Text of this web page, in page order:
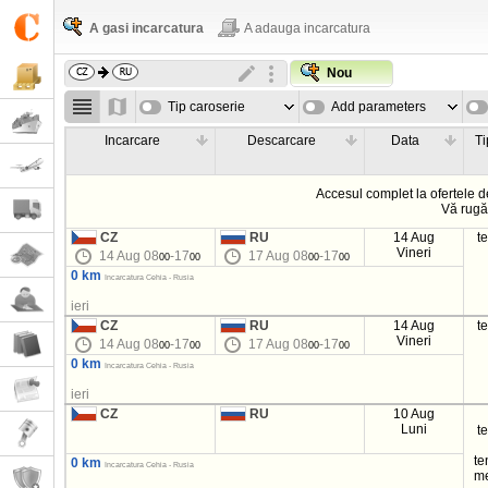
A gasi incarcatura A adauga incarcatura
Nou
Tip caroserie Add parameters
Incarcare Descarcare Data
Accesul complet la ofertele
Vă
CZ
14 Aug 0800-1700
RU
17 Aug 0800-1700
14 Aug
Vineri
0 km Incarcatura Cehia - Rusia
ieri
CZ
14 Aug 0800-1700
RU
17 Aug 0800-1700
14 Aug
Vineri
0 km Incarcatura Cehia - Rusia
ieri
CZ
RU
10 Aug
Luni
0 km Incarcatura Cehia - Rusia